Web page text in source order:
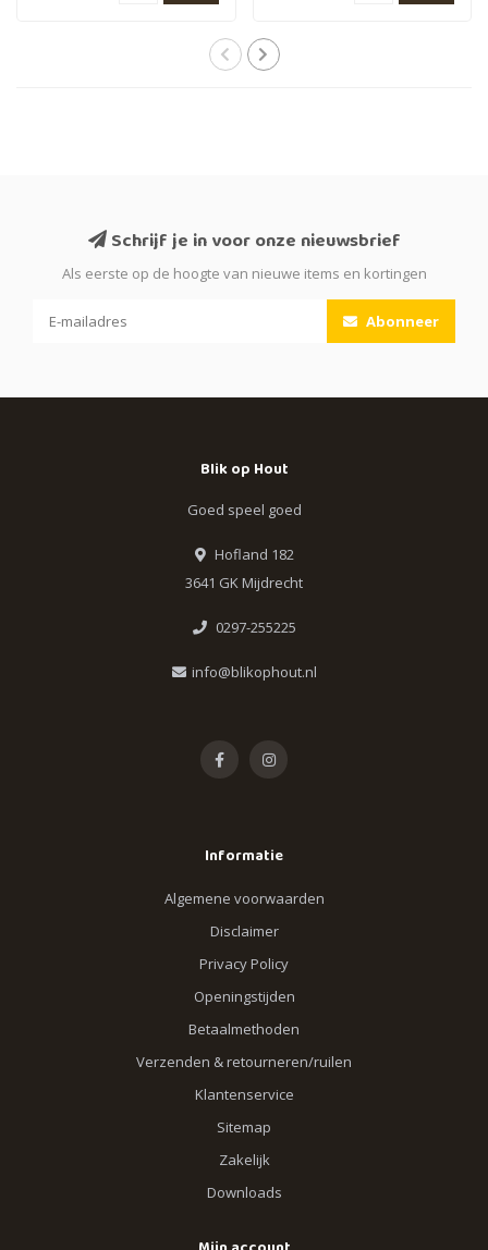
Schrijf je in voor onze nieuwsbrief
Als eerste op de hoogte van nieuwe items en kortingen
Abonneer
Blik op Hout
Goed speel goed
Hofland 182
3641 GK Mijdrecht
0297-255225
info@blikophout.nl
Informatie
Algemene voorwaarden
Disclaimer
Privacy Policy
Openingstijden
Betaalmethoden
Verzenden & retourneren/ruilen
Klantenservice
Sitemap
Zakelijk
Downloads